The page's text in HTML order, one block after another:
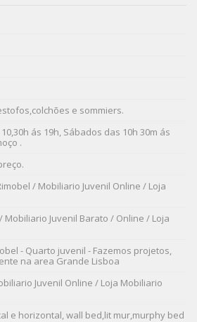
e sommiers.
ás 19h, Sábados das 10h 30m ás
.
/ Mobiliario Juvenil Online / Loja
Mobiliario Juvenil Barato / Online / Loja
- Quarto juvenil - Fazemos projetos,
na area Grande Lisboa
Juvenil Online / Loja Mobiliario
e horizontal, wall bed,lit mur,murphy bed